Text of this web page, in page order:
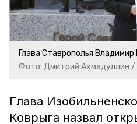
Глава Ставрополья
Фото: Дмитрий Ахмадуллин
Глава
Коврыга назвал